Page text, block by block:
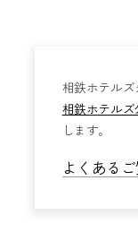
相鉄ホテルズ
相鉄ホテル
します。
よくある